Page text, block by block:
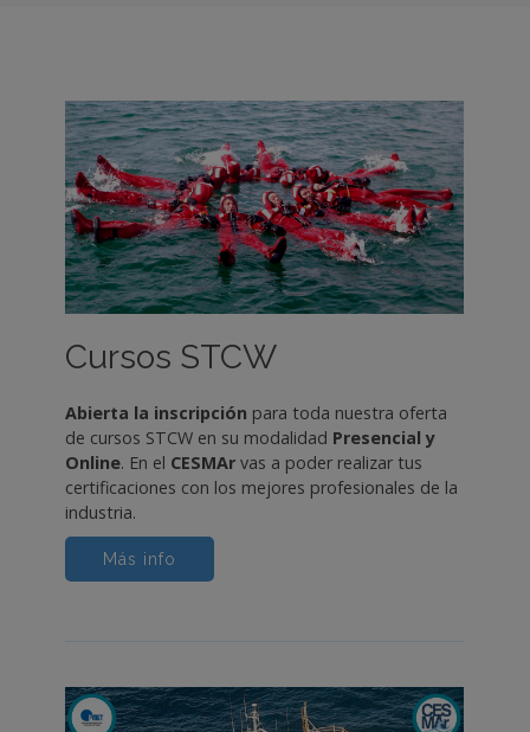
Cursos STCW
Abierta la inscripción para toda nuestra oferta
de cursos STCW en su modalidad Presencial y
Online. En el CESMAr vas a poder realizar tus
certificaciones con los mejores profesionales de la
industria.
Más info